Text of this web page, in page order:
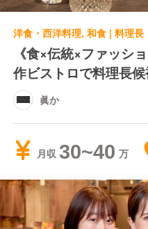
洋食・西洋料理, 和食 | 料理
《食×伝統×ファッシ
作ビストロで料理長
眞か
月収 30~40